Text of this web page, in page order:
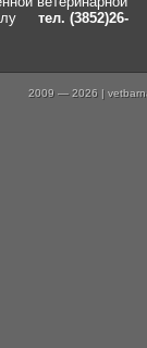
тел. (3852)26-
2009 — 2026 |